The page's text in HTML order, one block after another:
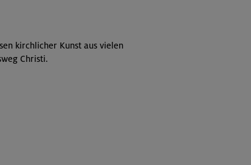
kirchlicher Kunst aus vielen
Christi.